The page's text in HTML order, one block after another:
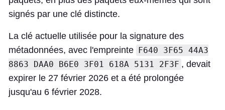
signés par une clé distincte.
La clé actuelle utilisée pour la signature des
métadonnées, avec l'empreinte
F640 3F65 44A3
8863 DAA0 B6E0 3F01 618A 5131 2F3F , devait
expirer le 27 février 2026 et a été prolongée
jusqu'au 6 février 2028.